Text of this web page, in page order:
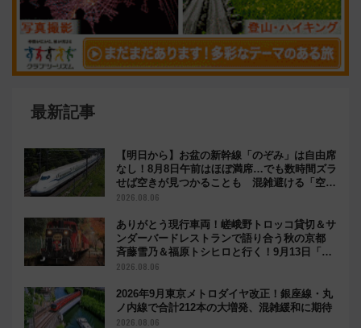
最新記事
【明日から】お盆の新幹線「のぞみ」は自由席
なし！8月8日午前はほぼ満席…でも数時間ズラ
せば空きが見つかることも 混雑避ける「空
席」探しのコツ
2026.08.06
ありがとう現行車両！嵯峨野トロッコ貸切＆サ
ンダーバードレストランで語り合う秋の京都
斉藤雪乃＆福原トシヒロと行く！9月13日「京
都の鉄道満喫ツアー」開催
2026.08.06
2026年9月東京メトロダイヤ改正！銀座線・丸
ノ内線で合計212本の大増発、混雑緩和に期待
2026.08.06